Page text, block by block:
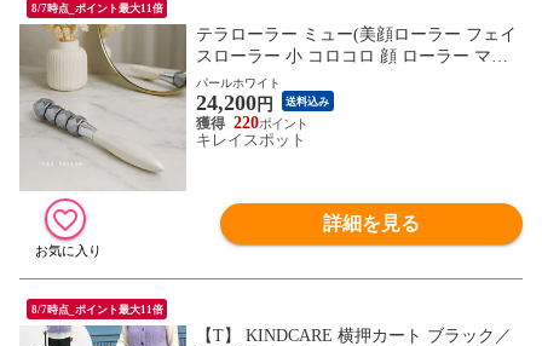
8/7時点_ポイント最大11倍
テラローラー ミュー(美顔ローラー フェイ
スローラー 小 コロコロ 顔 ローラー マッ
サージ フェイス 小顔ローラー)【パールホ
ワイト】※1枚目の画像は代表イメージの
ため色・柄が異なる場合がございます。2
枚目以降で色・柄をご確認下さい。
パールホワイト
24,200円 送料込み
220
キレイスポット
詳細を見る
8/7時点_ポイント最大11倍
【T】 KINDCARE 横押カート ブラック／